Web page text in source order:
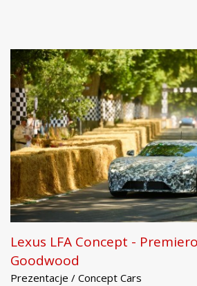
Lexus LFA Concept -
Goodwood
Prezentacje / Concept Cars